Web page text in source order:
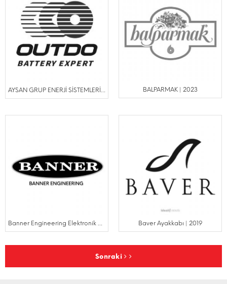
AYSAN GRUP ENERJİ SİSTEMLERİ SAN.İÇ VE DIŞ TİC.A.Ş. | 2023 BALPARMAK | 2023
Banner Engineering Elektronik San.Tic.Ltd.Şti | 2022 Baver Ayakkabı | 2019
Sonraki